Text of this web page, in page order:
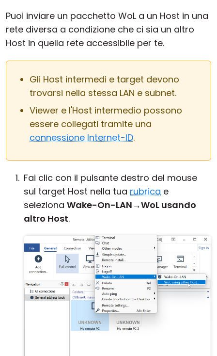
Puoi inviare un pacchetto WoL a un Host in una
rete diversa a condizione che ci sia un altro
Host in quella rete accessibile per te.
Gli Host intermedi e target devono
trovarsi nella stessa LAN e subnet.
Viewer e l'Host intermedio possono
essere collegati tramite una
connessione Internet-ID.
Fai clic con il pulsante destro del mouse
sul target Host nella tua rubrica e
seleziona Wake-On-LAN→WoL usando
altro Host.